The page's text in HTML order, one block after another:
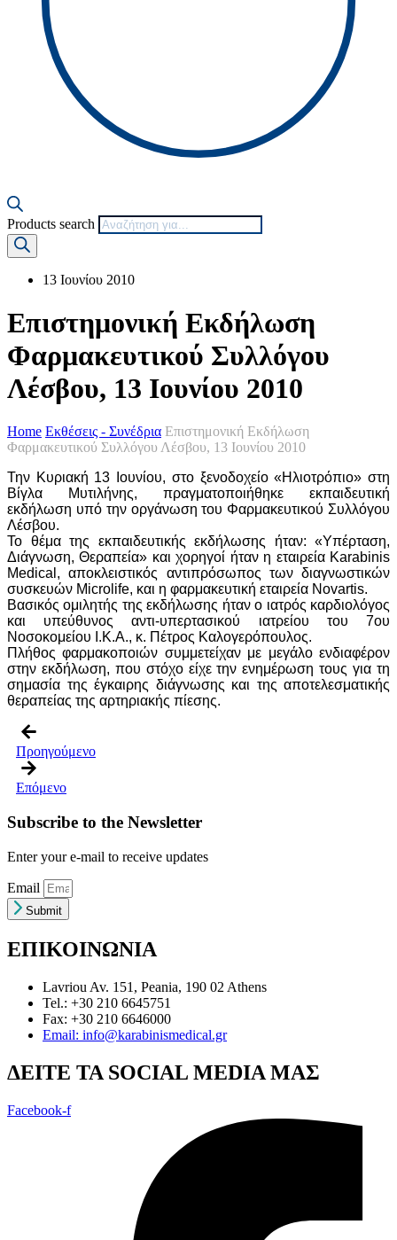
Products search
13 Ιουνίου 2010
Επιστημονική Εκδήλωση
Φαρμακευτικού Συλλόγου
Λέσβου, 13 Ιουνίου 2010
Home Εκθέσεις - Συνέδρια Επιστημονική Εκδήλωση
Φαρμακευτικού Συλλόγου Λέσβου, 13 Ιουνίου 2010
Την Κυριακή 13 Ιουνίου, στο ξενοδοχείο «Ηλιοτρόπιο» στη
Βίγλα Μυτιλήνης, πραγματοποιήθηκε εκπαιδευτική
εκδήλωση υπό την οργάνωση του Φαρμακευτικού Συλλόγου
Λέσβου.
Το θέμα της εκπαιδευτικής εκδήλωσης ήταν: «Υπέρταση,
Διάγνωση, Θεραπεία» και χορηγοί ήταν η εταιρεία Karabinis
Medical, αποκλειστικός αντιπρόσωπος των διαγνωστικών
συσκευών Microlife, και η φαρμακευτική εταιρεία Novartis.
Βασικός ομιλητής της εκδήλωσης ήταν ο ιατρός καρδιολόγος
και υπεύθυνος αντι-υπερτασικού ιατρείου του 7ου
Νοσοκομείου Ι.Κ.Α., κ. Πέτρος Καλογερόπουλος.
Πλήθος φαρμακοποιών συμμετείχαν με μεγάλο ενδιαφέρον
στην εκδήλωση, που στόχο είχε την ενημέρωση τους για τη
σημασία της έγκαιρης διάγνωσης και της αποτελεσματικής
θεραπείας της αρτηριακής πίεσης.
Προηγούμενο
Επόμενο
Subscribe to the Newsletter
Enter your e-mail to receive updates
Email
Submit
ΕΠΙΚΟΙΝΩΝΙΑ
Lavriou Av. 151, Peania, 190 02 Athens
Tel.: +30 210 6645751
Fax: +30 210 6646000
Email: info@karabinismedical.gr
ΔEITE TA SOCIAL MEDIA ΜΑΣ
Facebook-f